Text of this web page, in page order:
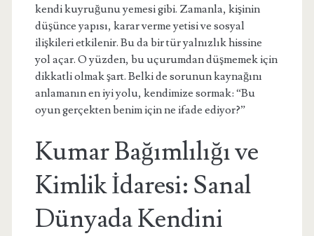
kendi kuyruğunu yemesi gibi. Zamanla, kişinin
düşünce yapısı, karar verme yetisi ve sosyal
ilişkileri etkilenir. Bu da bir tür yalnızlık hissine
yol açar. O yüzden, bu uçurumdan düşmemek için
dikkatli olmak şart. Belki de sorunun kaynağını
anlamanın en iyi yolu, kendimize sormak: “Bu
oyun gerçekten benim için ne ifade ediyor?”
Kumar Bağımlılığı ve
Kimlik İdaresi: Sanal
Dünyada Kendini